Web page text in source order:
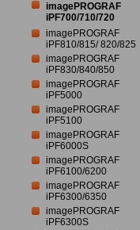
imagePROGRAF
iPF700/710/720
imagePROGRAF
iPF810/815/ 820/825
imagePROGRAF
iPF830/840/850
imagePROGRAF
iPF5000
imagePROGRAF
iPF5100
imagePROGRAF
iPF6000S
imagePROGRAF
iPF6100/6200
imagePROGRAF
iPF6300/6350
imagePROGRAF
iPF6300S